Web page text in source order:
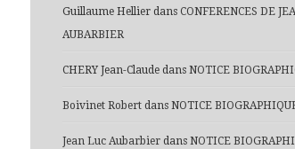
Guillaume Hellier dans CONFERENCES DE
AUBARBIER
CHERY Jean-Claude dans NOTICE
Boivinet Robert dans NOTICE
Jean Luc Aubarbier dans NOTICE